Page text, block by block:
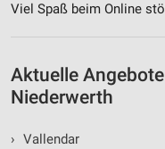
Viel Spaß beim Online
Aktuelle
Niederwerth
› Vallendar